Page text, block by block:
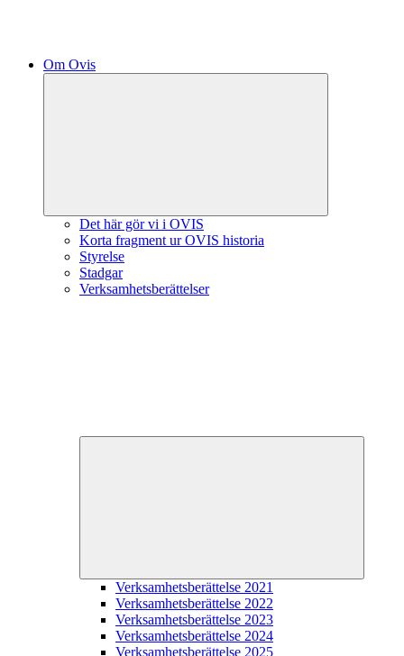
Om Ovis
Det här gör vi i OVIS
Korta fragment ur OVIS historia
Styrelse
Stadgar
Verksamhetsberättelser
Verksamhetsberättelse 2021
Verksamhetsberättelse 2022
Verksamhetsberättelse 2023
Verksamhetsberättelse 2024
Verksamhetsberättelse 2025